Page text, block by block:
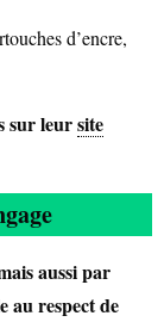
d’encre,
sur leursite
aussi par
aurespect de